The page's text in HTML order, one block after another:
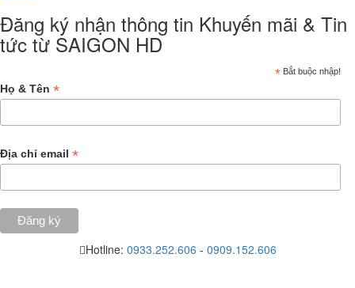
Đăng ký nhận thông tin Khuyến mãi & Tin
tức từ SAIGON HD
* Bắt buộc nhập!
Họ & Tên *
Địa chỉ email *
Hotline: 0933.252.606 - 0909.152.606